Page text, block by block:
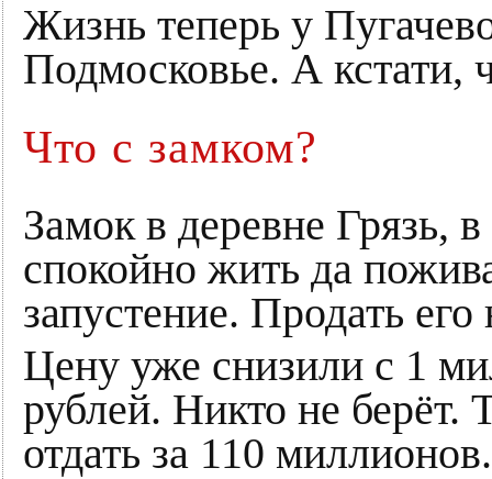
Жизнь теперь у
Подмосковье. А кстати,
Что с замком?
Замок в деревне Грязь,
спокойно жить да
запустение. Продать его
Цену уже снизили с 1
рублей. Никто не берёт.
отдать за 110